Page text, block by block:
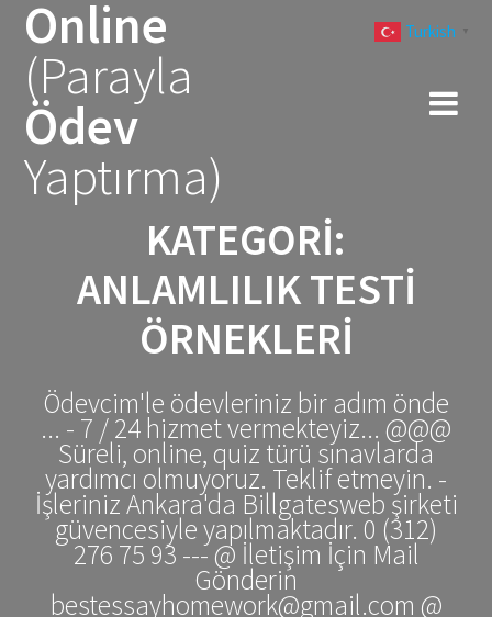
Online
(Parayla
Ödev
Yaptırma)
KATEGORI:
ANLAMLILIK TESTI
ÖRNEKLERI
Ödevcim'le ödevleriniz bir adım önde
... - 7 / 24 hizmet vermekteyiz... @@@
Süreli, online, quiz türü sınavlarda
yardımcı olmuyoruz. Teklif etmeyin. -
İşleriniz Ankara'da Billgatesweb şirketi
güvencesiyle yapılmaktadır. 0 (312)
276 75 93 --- @ İletişim İçin Mail
Gönderin
bestessayhomework@gmail.com @
Turkish ▼